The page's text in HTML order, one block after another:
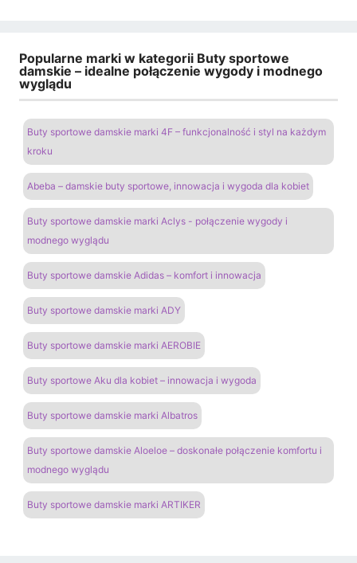
Popularne marki w kategorii Buty sportowe
damskie – idealne połączenie wygody i modnego
wyglądu
Buty sportowe damskie marki 4F – funkcjonalność i styl na każdym
kroku
Abeba – damskie buty sportowe, innowacja i wygoda dla kobiet
Buty sportowe damskie marki Aclys - połączenie wygody i
modnego wyglądu
Buty sportowe damskie Adidas – komfort i innowacja
Buty sportowe damskie marki ADY
Buty sportowe damskie marki AEROBIE
Buty sportowe Aku dla kobiet – innowacja i wygoda
Buty sportowe damskie marki Albatros
Buty sportowe damskie Aloeloe – doskonałe połączenie komfortu i
modnego wyglądu
Buty sportowe damskie marki ARTIKER